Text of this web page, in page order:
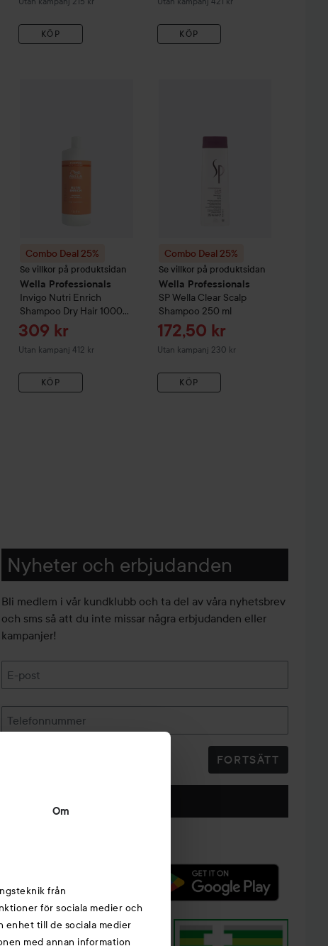
Om
från
för sociala medier och
enhet till de sociala medier
med annan information
KÖP KÖP
Combo Deal 25%
Se villkor på produktsidan
Wella Professionals
Invigo Nutri Enrich
Shampoo Dry Hair 1000
ml
Reapris
309 kr
Utan kampanj 412 kr
KÖP
Combo Deal 25%
Se villkor på produktsidan
Wella Professionals
SPWella Clear Scalp
Shampoo 250 ml
Reapris
172,50 kr
Utan kampanj 230 kr
KÖP
Nyheter och erbjudanden
Bli medlem i vår kundklubb och ta del av våra nyhetsbrev
och sms så att du inte missar några erbjudanden eller
kampanjer!
E-post
Telefonnummer
FORTSÄTT
Följ oss